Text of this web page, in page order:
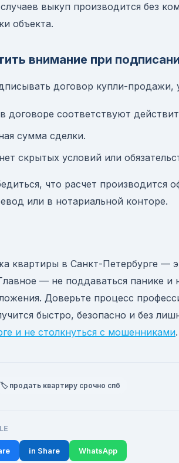
выкуп производится без
объекта.
внимание при
договор купли-продажи,
договоре соответствуют
сумма сделки.
скрытых условий или
что расчет производится
или в нотариальной конторе.
квартиры в Санкт-Петербурге —
— не поддаваться панике и
Доверьте процесс
быстро, безопасно и без
и не столкнуться с мошенниками.
🏷️ продать квартиру срочно спб
in Share WhatsApp